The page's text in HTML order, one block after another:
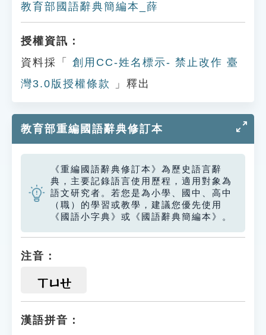
教育部國語辭典簡編本_薛
授權資訊：
資料採「
創用CC-姓名標示- 禁止改作 臺
灣3.0版授權條款
」釋出
教育部重編國語辭典修訂本
《重編國語辭典修訂本》為歷史語言辭
典，主要記錄語言使用歷程，適用對象為
語文研究者。若您是為小學、國中、高中
（職）的學習或教學，建議您優先使用
《國語小字典》或《國語辭典簡編本》。
注音：
ㄒㄩㄝ
漢語拼音：